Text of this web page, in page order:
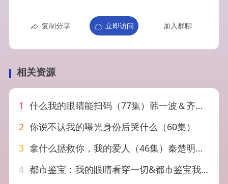
复制分享 立即访问 加入群聊
相关资源
1 什么我的眼睛能扫码（77集）韩一波＆齐惠昭&吕洁&易安
2 你说不认我的曝光身份后哭什么（60集）
3 拿什么拯救你，我的爱人（46集）秦楚明＆张晓楠
4 都市鉴宝：我的眼睛看穿一切&都市鉴宝我的眼睛看穿一切（78集）邹佳佳&杨霖